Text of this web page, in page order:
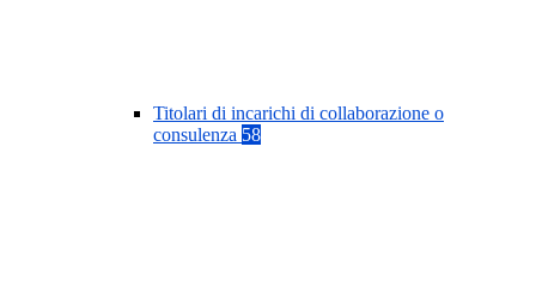
Titolari di incarichi di collaborazione o
consulenza 58